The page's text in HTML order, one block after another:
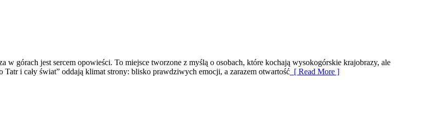
górach jest sercem opowieści. To miejsce tworzone z myślą o osobach, które kochają wysokogórskie krajobrazy, ale
i cały świat” oddają klimat strony: blisko prawdziwych emocji, a zarazem otwartość [ Read More ]